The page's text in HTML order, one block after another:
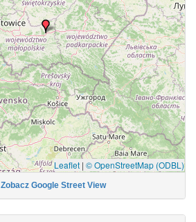
Leaflet | © OpenStreetMap (ODBL)
Zobacz Google Street View